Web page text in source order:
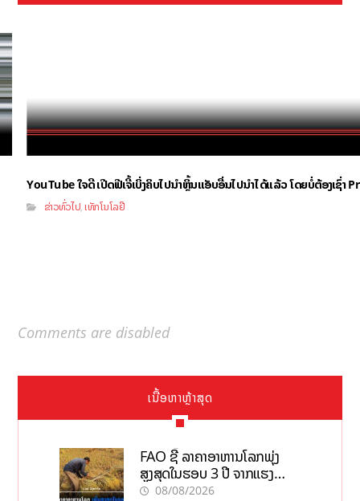
YouTube ໃຈດີ ເປີດຟີເຈີ້ເບິ່ງຄິບໄປນຳຫຼິ້ນແອັບອື່ນໄປນຳໄດ້ແລ້ວ ໂດຍບໍ່ຕ້ອງເຊົ່າ
ຂ່າວທົ່ວໄປ,ເທັກໂນໂລຢີ
Comments are disabled
ເນື້ອຫາຫຼ້າສຸດ
FAO ຊີ້ ລາຄາອາຫານໂລກພຸ່ງ
ສູງສຸດໃນຮອບ 3 ປີ ຈາກແຮງ
ກົດດັນຂອງສົງຄາມ, El nino
08/08/2026